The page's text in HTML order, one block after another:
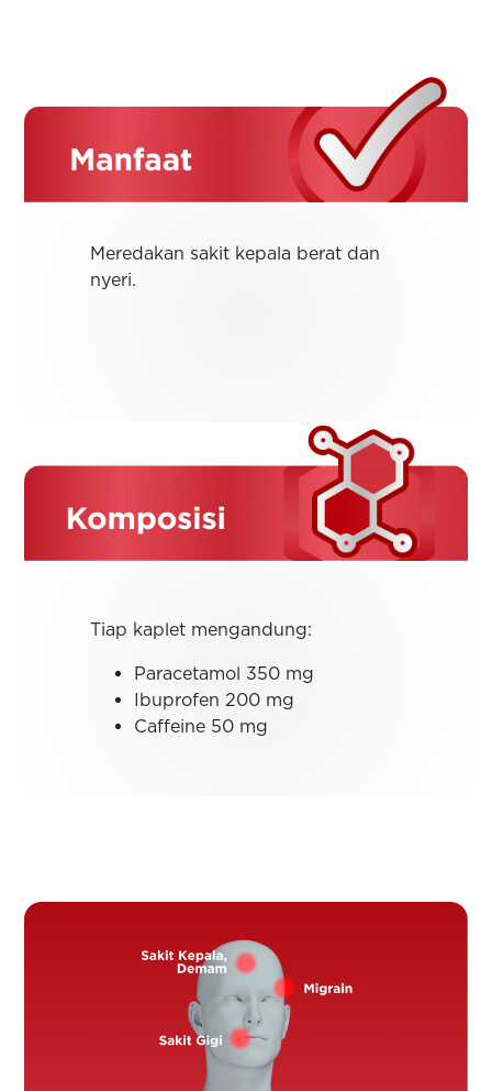
Meredakan sakit kepala berat dan
nyeri.
Tiap kaplet mengandung:
Paracetamol 350 mg
Ibuprofen 200 mg
Caffeine 50 mg